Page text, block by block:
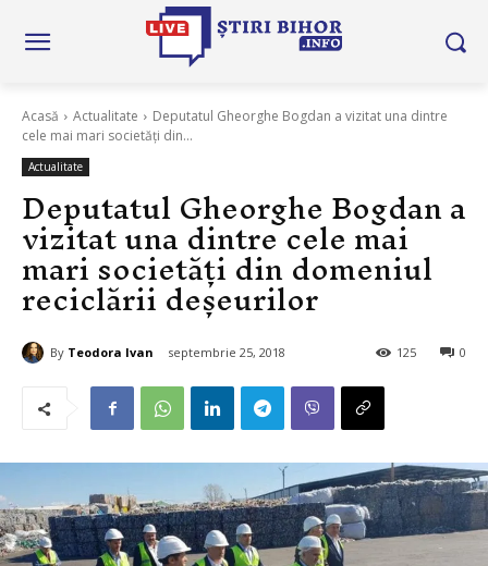
Acasă Actualitate
Deputatul Gheorghe Bogdan a vizitat una dintre
cele mai mari societăți din...
Actualitate
Deputatul Gheorghe Bogdan a
vizitat una dintre cele mai
mari societăți din domeniul
reciclării deșeurilor
By Teodora Ivan septembrie 25, 2018 0
125